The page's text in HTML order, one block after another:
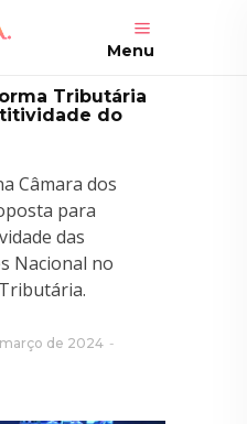
Menu
Tributária
do
Câmara dos
para
das
Nacional no
de 2024